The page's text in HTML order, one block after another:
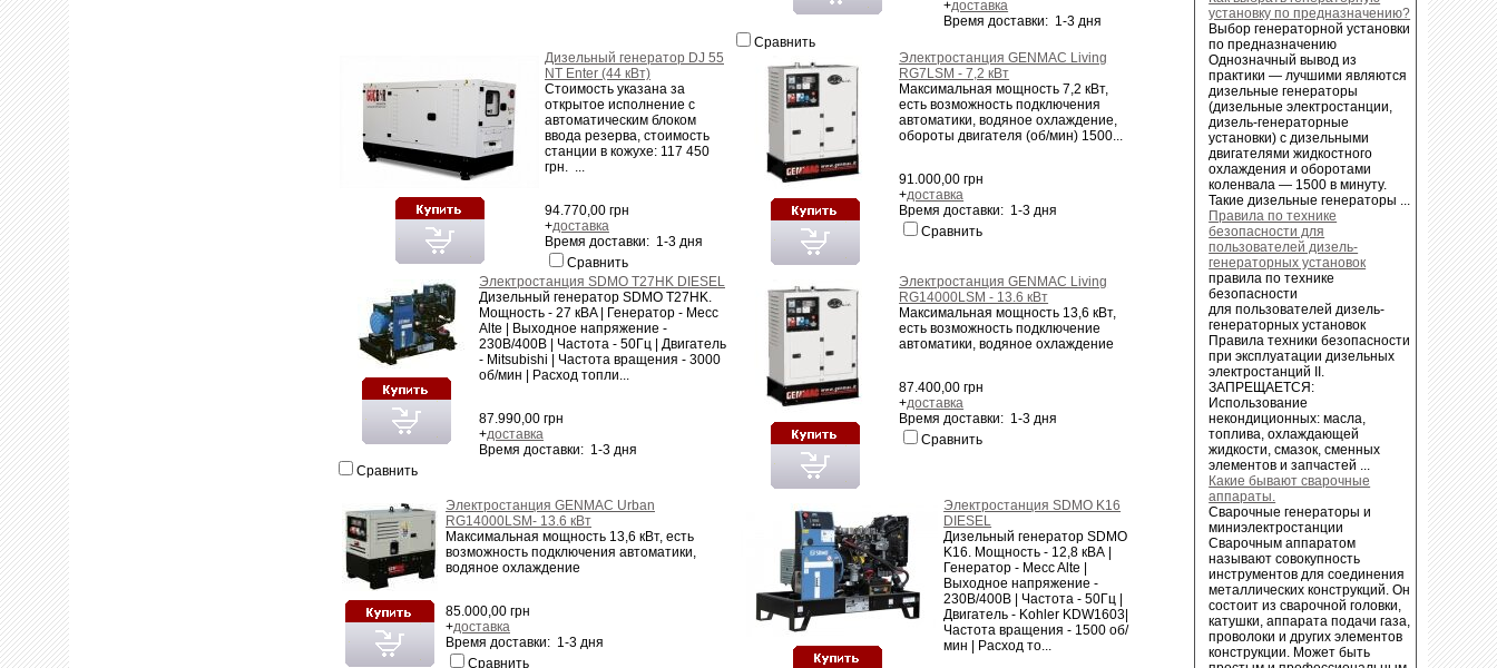
+доставка
Время доставки: 1-3 дня
Сравнить
Дизельный генератор DJ 55
NT Enter (44 кВт)
Стоимость указана за
открытое исполнение с
автоматическим блоком
ввода резерва, стоимость
станции в кожухе: 117 450
грн. ...
94.770,00 грн
+доставка
Время доставки: 1-3 дня
Сравнить
Электростанция GENMAC Living
RG7LSM - 7,2 кВт
Максимальная мощность 7,2 кВт,
есть возможность подключения
автоматики, водяное охлаждение,
обороты двигателя (об/мин) 1500...
91.000,00 грн
+доставка
Время доставки: 1-3 дня
Сравнить
Электростанция SDMO T27HK DIESEL
Дизельный генератор SDMO T27HK.
Мощность - 27 кВA | Генератор - Mecc
Alte | Выходное напряжение -
230В/400В | Частота - 50Гц | Двигатель
- Mitsubishi | Частота вращения - 3000
об/мин | Расход топли...
87.990,00 грн
+доставка
Время доставки: 1-3 дня
Сравнить
Электростанция GENMAC Living
RG14000LSM - 13.6 кВт
Максимальная мощность 13,6 кВт,
есть возможность подключение
автоматики, водяное охлаждение
87.400,00 грн
+доставка
Время доставки: 1-3 дня
Сравнить
Электростанция GENMAC Urban
RG14000LSM- 13.6 кВт
Максимальная мощность 13,6 кВт, есть
возможность подключения автоматики,
водяное охлаждение
85.000,00 грн
+доставка
Время доставки: 1-3 дня
Сравнить
Электростанция SDMO K16
DIESEL
Дизельный генератор SDMO
K16. Мощность - 12,8 кВА |
Генератор - Mecc Alte |
Выходное напряжение -
230В/400В | Частота - 50Гц |
Двигатель - Kohler KDW1603|
Частота вращения - 1500 об/
мин | Расход то...
установку по предназначению?
Выбор генераторной установки
по предназначению
Однозначный вывод из
практики — лучшими являются
дизельные генераторы
(дизельные электростанции,
дизель-генераторные
установки) с дизельными
двигателями жидкостного
охлаждения и оборотами
коленвала — 1500 в минуту.
Такие дизельные генераторы ...
Правила по технике
безопасности для
пользователей дизель-
генераторных установок
правила по технике
безопасности
для пользователей дизель-
генераторных установок
Правила техники безопасности
при эксплуатации дизельных
электростанций II.
ЗАПРЕЩАЕТСЯ:
Использование
некондиционных: масла,
топлива, охлаждающей
жидкости, смазок, сменных
элементов и запчастей ...
Какие бывают сварочные
аппараты.
Сварочные генераторы и
миниэлектростанции
Сварочным аппаратом
называют совокупность
инструментов для соединения
металлических конструкций. Он
состоит из сварочной головки,
катушки, аппарата подачи газа,
проволоки и других элементов
конструкции. Может быть